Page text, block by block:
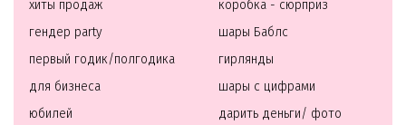
хиты продаж
гендер party
первый годик/полгодика
для бизнеса
юбилей
коробка - сюрприз
шары Баблс
гирлянды
шары с цифрами
дарить деньги/ фото